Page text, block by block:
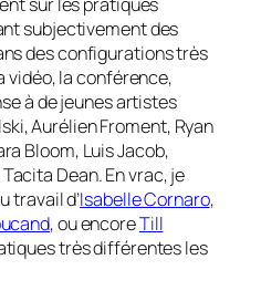
subjectivement des
des configurations très
la conférence,
à de jeunes artistes
Aurélien Froment, Ryan
Bloom, Luis Jacob,
Dean. En vrac, je
travail d’Isabelle Cornaro,
, ou encoreTill
très différentes les